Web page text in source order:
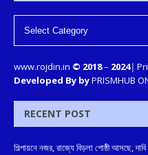
www.rojdin.in © 2018– 2024|
Developed By byPRISMHUB
RECENT POST
শিল্পায়নে নজর, রাজ্যে বিড়লা গোষ্ঠী আসছে, দাবি